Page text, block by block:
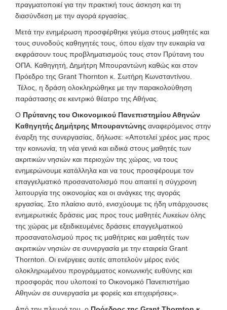
πραγματοποιεί για την πρακτική τους άσκηση και τη
διασύνδεση με την αγορά εργασίας.
Μετά την ενημέρωση προσφέρθηκε γεύμα στους μαθητές και
τους συνοδούς καθηγητές τους, όπου είχαν την ευκαιρία να
εκφράσουν τους προβληματισμούς τους στον Πρύτανη του
ΟΠΑ. Καθηγητή, Δημήτρη Μπουραντώνη καθώς και στον
Πρόεδρο της Grant Thornton κ. Σωτήρη Κωνσταντίνου.
Τέλος, η δράση ολοκληρώθηκε με την παρακολούθηση
παράστασης σε κεντρικό θέατρο της Αθήνας.
Ο Πρύτανης του Οικονομικού Πανεπιστημίου Αθηνών
Καθηγητής Δημήτρης Μπουραντώνης αναφερόμενος στην
έναρξη της συνεργασίας, δήλωσε: «Αποτελεί χρέος μας προς
την κοινωνία, τη νέα γενιά και ειδικά στους μαθητές των
ακριτικών νησιών και περιοχών της χώρας, να τους
ενημερώνουμε κατάλληλα και να τους προσφέρουμε τον
επαγγελματικό προσανατολισμό που απαιτεί η σύγχρονη
λειτουργία της οικονομίας και οι ανάγκες της αγοράς
εργασίας. Στο πλαίσιο αυτό, ενισχύουμε τις ήδη υπάρχουσες
ενημερωτικές δράσεις μας προς τους μαθητές Λυκείων όλης
της χώρας με εξειδικευμένες δράσεις επαγγελματικού
προσανατολισμού προς τις μαθήτριες και μαθητές των
ακριτικών νησιών σε συνεργασία με την εταιρεία Grant
Thornton. Οι ενέργειες αυτές αποτελούν μέρος ενός
ολοκληρωμένου προγράμματος κοινωνικής ευθύνης και
προσφοράς που υλοποιεί το Οικονομικό Πανεπιστήμιο
Αθηνών σε συνεργασία με φορείς και επιχειρήσεις».